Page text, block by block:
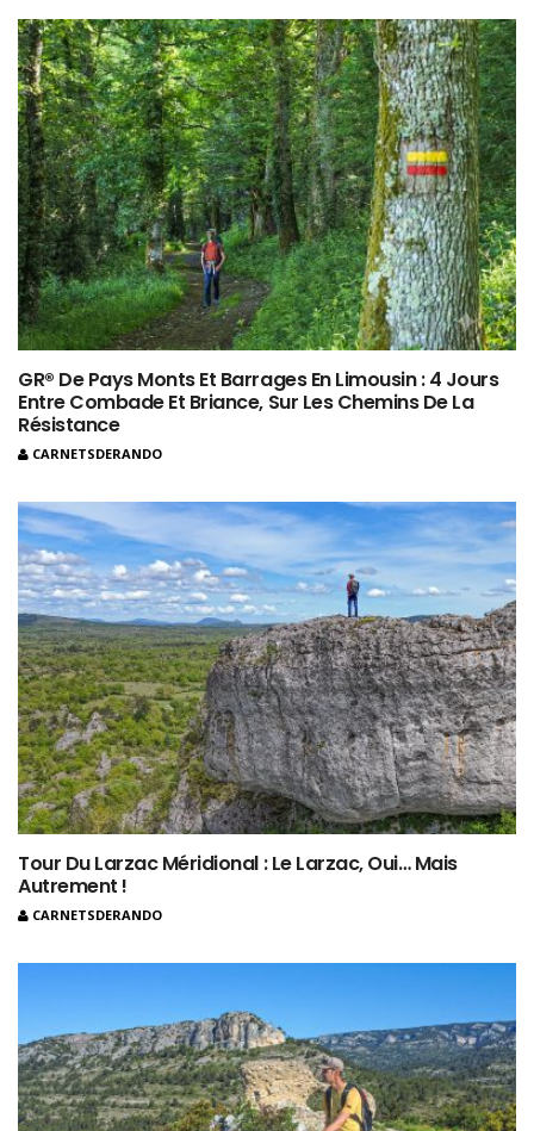
GR® De Pays Monts Et Barrages En Limousin : 4 Jours
Entre Combade Et Briance, Sur Les Chemins De La
Résistance
CARNETSDERANDO
Tour Du Larzac Méridional : Le Larzac, Oui… Mais
Autrement !
CARNETSDERANDO